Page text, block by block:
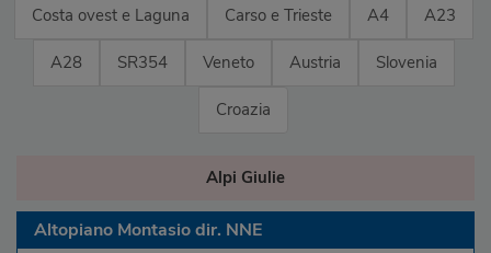
Costa ovest e Laguna Carso e Trieste A4 A23
A28 SR354 Veneto Austria Slovenia
Croazia
Alpi Giulie
Altopiano Montasio dir. NNE